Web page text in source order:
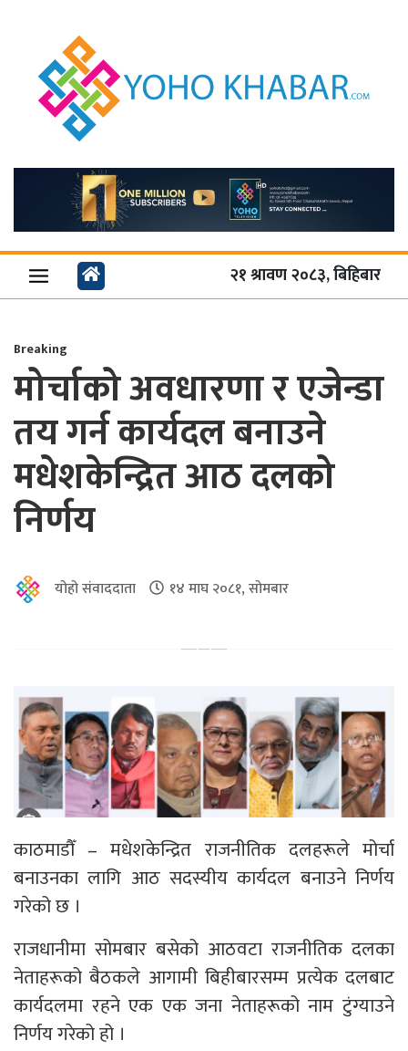
२१ श्रावण २०८३, बिहिबार
Breaking
मोर्चाको अवधारणा र एजेन्डा
तय गर्न कार्यदल बनाउने
मधेशकेन्द्रित आठ दलको
निर्णय
योहो संवाददाता १४ माघ २०८१, सोमबार
काठमाडौँ – मधेशकेन्द्रित राजनीतिक दलहरूले मोर्चा
बनाउनका लागि आठ सदस्यीय कार्यदल बनाउने निर्णय
गरेको छ ।
राजधानीमा सोमबार बसेको आठवटा राजनीतिक दलका
नेताहरूको बैठकले आगामी बिहीबारसम्म प्रत्येक दलबाट
कार्यदलमा रहने एक एक जना नेताहरूको नाम टुंग्याउने
निर्णय गरेको हो ।